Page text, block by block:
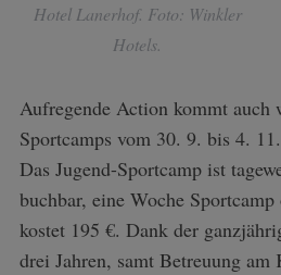
Hotel Lanerhof. Foto: Winkler
Hotels.
Aufregende Action kommt auch
Sportcamps vom 30. 9. bis 4.
Das Jugend-Sportcamp ist
buchbar, eine Woche
kostet 195 €. Dank der
drei Jahren, samt Betreuung am